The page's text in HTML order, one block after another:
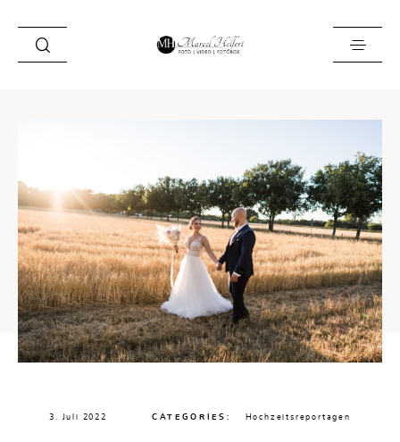
Fotobox
Locations
About
Kontakt
3. Juli 2022 CATEGORIES: Hochzeitsreportagen